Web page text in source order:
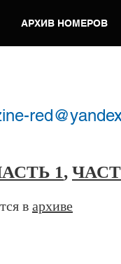
АРХИВ НОМЕРОВ
1,
в архиве